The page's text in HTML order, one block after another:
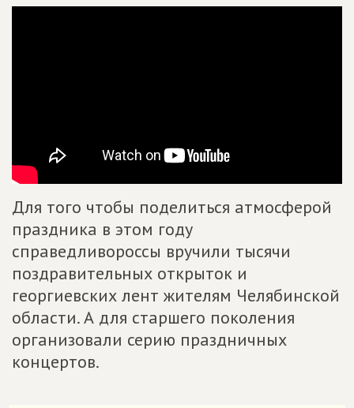
Для того чтобы поделиться атмосферой
праздника в этом году
справедливороссы вручили тысячи
поздравительных открыток и
георгиевских лент жителям Челябинской
области. А для старшего поколения
организовали серию праздничных
концертов.